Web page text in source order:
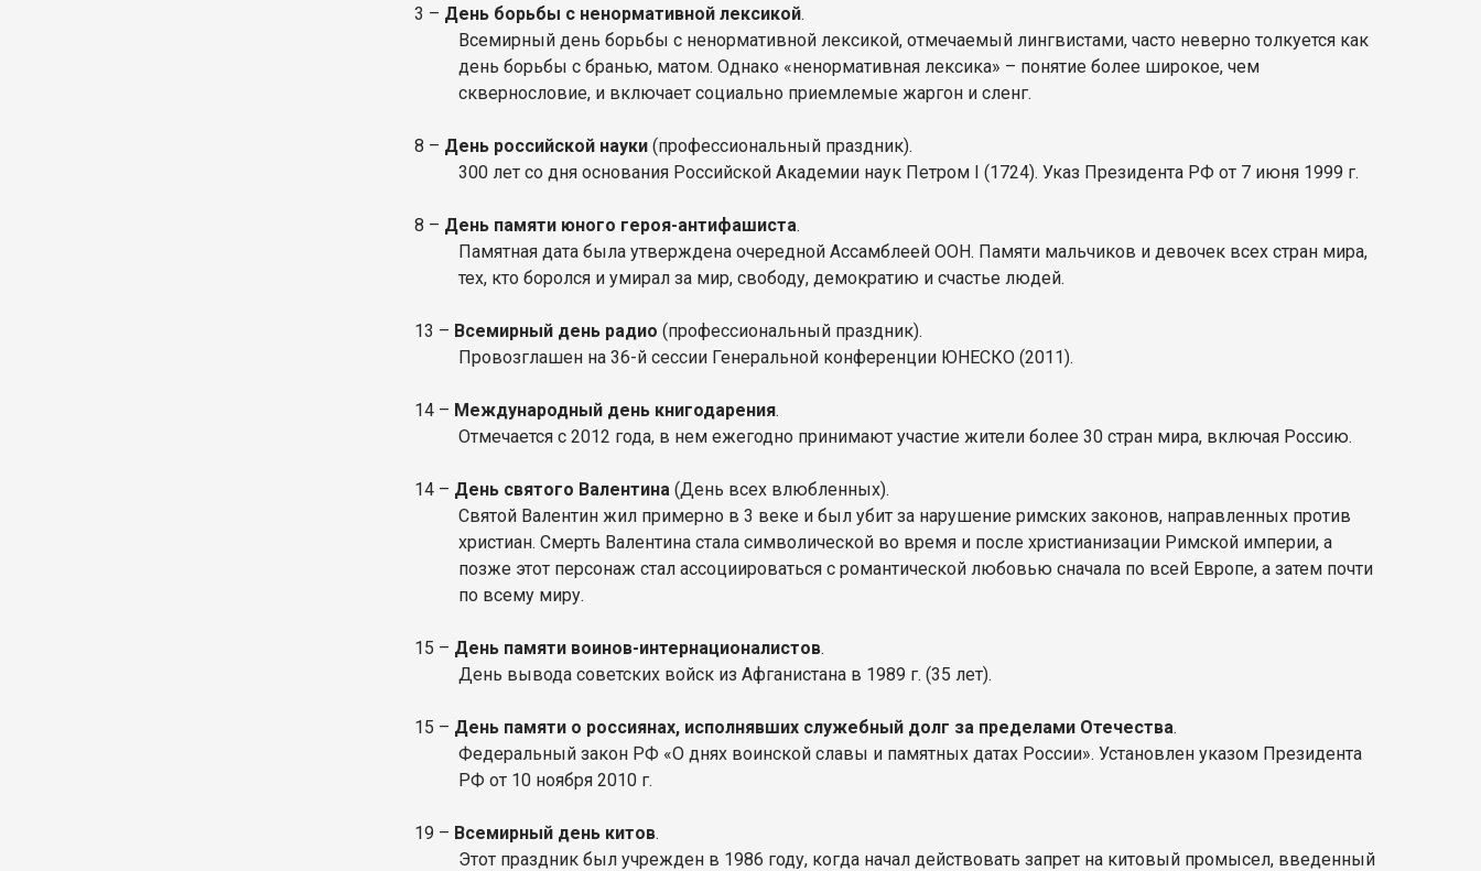
3 – День борьбы с ненормативной лексикой.
Всемирный день борьбы с ненормативной лексикой, отмечаемый лингвистами, часто неверно толкуется как
день борьбы с бранью, матом. Однако «ненормативная лексика» – понятие более широкое, чем
сквернословие, и включает социально приемлемые жаргон и сленг.
8 – День российской науки (профессиональный праздник).
300 лет со дня основания Российской Академии наук Петром I (1724). Указ Президента РФ от 7 июня 1999 г.
8 – День памяти юного героя-антифашиста.
Памятная дата была утверждена очередной Ассамблеей ООН. Памяти мальчиков и девочек всех стран мира,
тех, кто боролся и умирал за мир, свободу, демократию и счастье людей.
13 – Всемирный день радио (профессиональный праздник).
Провозглашен на 36-й сессии Генеральной конференции ЮНЕСКО (2011).
14 – Международный день книгодарения.
Отмечается с 2012 года, в нем ежегодно принимают участие жители более 30 стран мира, включая Россию.
14 – День святого Валентина (День всех влюбленных).
Святой Валентин жил примерно в 3 веке и был убит за нарушение римских законов, направленных против
христиан. Смерть Валентина стала символической во время и после христианизации Римской империи, а
позже этот персонаж стал ассоциироваться с романтической любовью сначала по всей Европе, а затем почти
по всему миру.
15 – День памяти воинов-интернационалистов.
День вывода советских войск из Афганистана в 1989 г. (35 лет).
15 – День памяти о россиянах, исполнявших служебный долг за пределами Отечества.
Федеральный закон РФ «О днях воинской славы и памятных датах России». Установлен указом Президента
РФ от 10 ноября 2010 г.
19 – Всемирный день китов.
Этот праздник был учрежден в 1986 году, когда начал действовать запрет на китовый промысел, введенный